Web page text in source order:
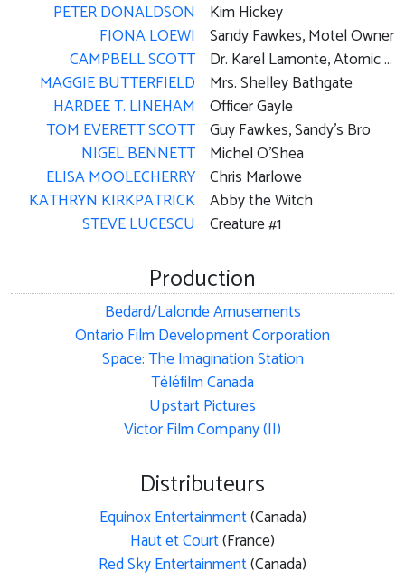
PETER DONALDSON
FIONA LOEWI
CAMPBELL SCOTT
MAGGIE BUTTERFIELD
HARDEE T. LINEHAM
TOM EVERETT SCOTT
NIGEL BENNETT
ELISA MOOLECHERRY
KATHRYN KIRKPATRICK
STEVE LUCESCU
Kim Hickey
Sandy Fawkes, Motel Owner
Dr. Karel Lamonte, Atomic Scientist
Mrs. Shelley Bathgate
Officer Gayle
Guy Fawkes, Sandy's Bro
Michel O'Shea
Chris Marlowe
Abby the Witch
Creature #1
Production
Bedard/Lalonde Amusements
Ontario Film Development Corporation
Space: The Imagination Station
Téléfilm Canada
Upstart Pictures
Victor Film Company (II)
Distributeurs
Equinox Entertainment(Canada)
Haut et Court(France)
Red Sky Entertainment(Canada)